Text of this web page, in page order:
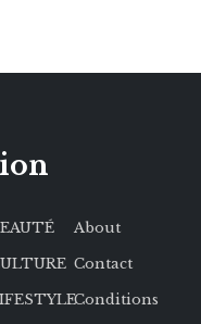
About
Contact
Conditions